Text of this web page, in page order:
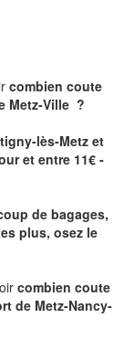
combien coute
Metz-Ville ?
lès-Metz et
et entre 11€ -
de bagages,
plus, osez le
combien coute
de Metz-Nancy-